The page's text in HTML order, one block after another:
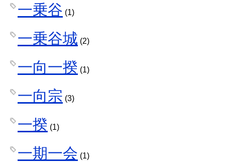
一乗谷 (1)
一乗谷城 (2)
一向一揆 (1)
一向宗 (3)
一揆 (1)
一期一会 (1)